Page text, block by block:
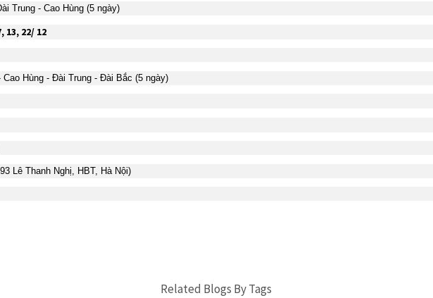
Trung - Cao Hùng (5 ngày)
13, 22/ 12
Hùng - Đài Trung - Đài Bắc (5 ngày)
Lê Thanh Nghị, HBT, Hà Nội)
Related Blogs By Tags